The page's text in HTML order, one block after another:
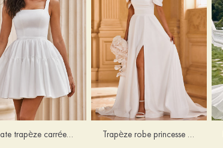
Délicate trapèze carrée satin courte/mini robe de mariée Trapèze robe princesse épaule dénudée traîne chapelle satin robe de mariée